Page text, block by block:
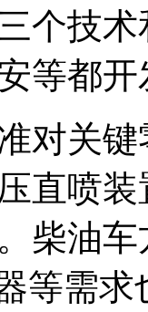
个技
等都
对关
直喷
柴油
等需